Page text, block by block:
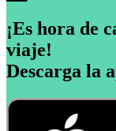
¡Es hora de
viaje!
Descarga la